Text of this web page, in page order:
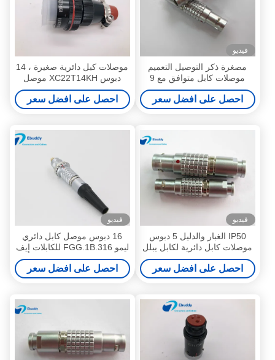
فيديو
مصغرة ذكر التوصيل التعميم
موصلات كابل متوافق مع 9
دبوس فغ 0B الحجم
احصل على افضل سعر
موصلات كبل دائرية صغيرة ، 14
دبوس XC22T14KH موصل
دائري مقاوم للماء
احصل على افضل سعر
فيديو
IP50 الغبار والدليل 5 دبوس
موصلات كابل دائرية لكابل يبلل
فغ 1B 305
احصل على افضل سعر
فيديو
16 دبوس موصل كابل دائري
ليمو FGG.1B.316 للكابلات إيف
الأحمر
احصل على افضل سعر